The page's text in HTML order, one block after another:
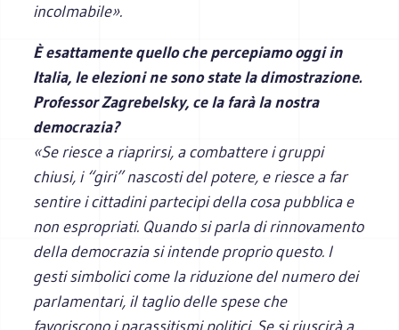
incolmabile».
È esattamente quello che percepiamo oggi in
Italia, le elezioni ne sono state la dimostrazione.
Professor Zagrebelsky, ce la farà la nostra
democrazia?
«Se riesce a riaprirsi, a combattere i gruppi
chiusi, i “giri” nascosti del potere, e riesce a far
sentire i cittadini partecipi della cosa pubblica e
non espropriati. Quando si parla di rinnovamento
della democrazia si intende proprio questo. I
gesti simbolici come la riduzione del numero dei
parlamentari, il taglio delle spese che